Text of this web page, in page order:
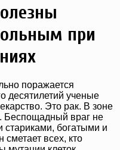
при
поражается
десятилетий ученые
Это рак. В зоне
Беспощадный враг не
стариками, богатыми и
всех, кто